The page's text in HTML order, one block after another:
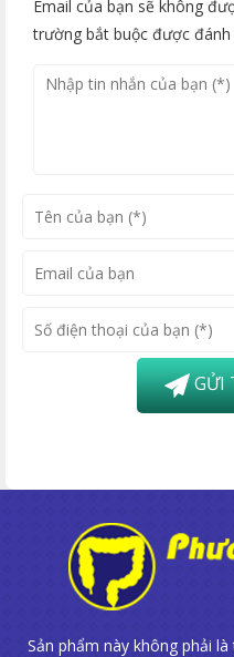
Email của bạn sẽ không
trường bắt buộc được
GỬI
Sản phẩm này không phải